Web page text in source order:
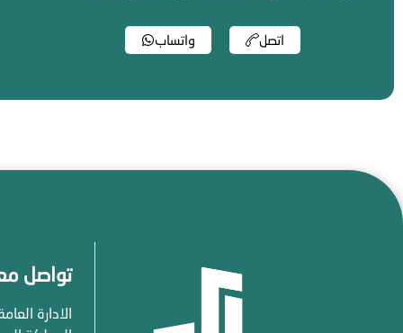
اتصل واتساب
تواصل
الادارة